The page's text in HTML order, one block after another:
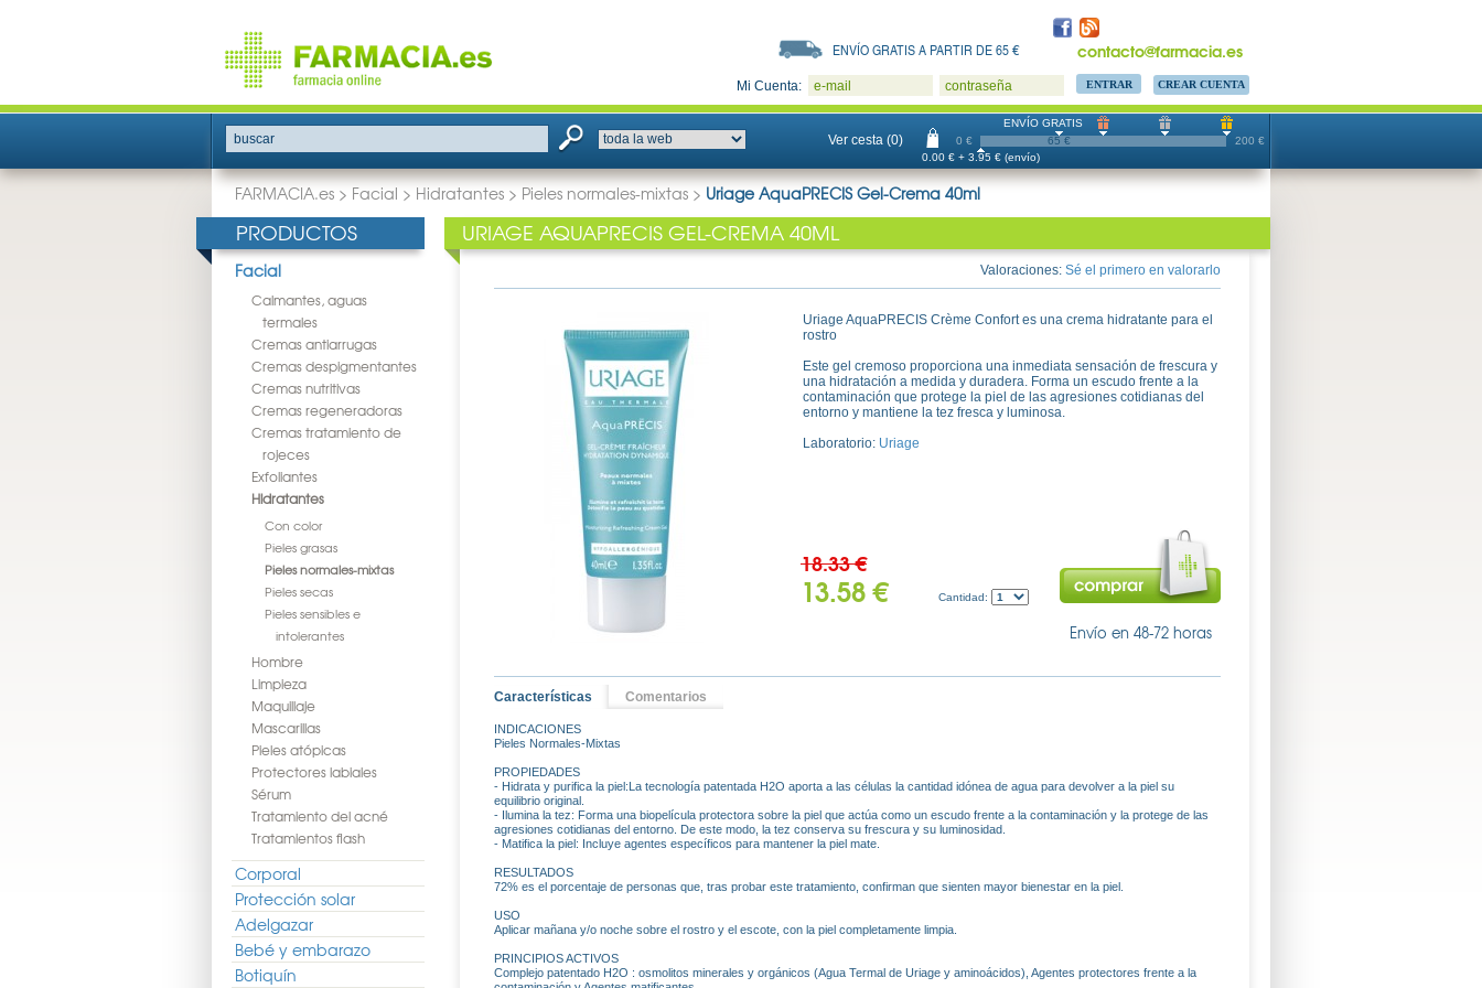
contacto@farmacia.es
ENVÍO GRATIS A PARTIR DE 65 €
Mi Cuenta: e-mail contraseña CREAR CUENTA
buscar Ver cesta (0) 0 € 200 €
ENVÍO GRATIS
65 €
0.00 € + 3.95 € (envío)
FARMACIA.es > Facial > Hidratantes > Pieles normales-mixtas > Uriage AquaPRECIS Gel-Crema 40ml
PRODUCTOS
Facial
Calmantes, aguas
termales
Cremas antiarrugas
Cremas despigmentantes
Cremas nutritivas
Cremas regeneradoras
Cremas tratamiento de
rojeces
Exfoliantes
Hidratantes
Con color
Pieles grasas
Pieles normales-mixtas
Pieles secas
Pieles sensibles e
intolerantes
Hombre
Limpieza
Maquillaje
Mascarillas
Pieles atópicas
Protectores labiales
Sérum
Tratamiento del acné
Tratamientos flash
Corporal
Protección solar
Adelgazar
Bebé y embarazo
Botiquín
URIAGE AQUAPRECIS GEL-CREMA 40ML
Valoraciones: Sé el primero en valorarlo
Uriage AquaPRECIS Crème Confort es una crema hidratante para el
rostro
Este gel cremoso proporciona una inmediata sensación de frescura y
una hidratación a medida y duradera. Forma un escudo frente a la
contaminación que protege la piel de las agresiones cotidianas del
entorno y mantiene la tez fresca y luminosa.
Laboratorio: Uriage
18.33 €
13.58 € Cantidad:
Envío en 48-72 horas
Características Comentarios
INDICACIONES
Pieles Normales-Mixtas
PROPIEDADES
- Hidrata y purifica la piel:La tecnología patentada H2O aporta a las células la cantidad idónea de agua para devolver a la piel su
equilibrio original.
- Ilumina la tez: Forma una biopelícula protectora sobre la piel que actúa como un escudo frente a la contaminación y la protege de las
agresiones cotidianas del entorno. De este modo, la tez conserva su frescura y su luminosidad.
- Matifica la piel: Incluye agentes específicos para mantener la piel mate.
RESULTADOS
72% es el porcentaje de personas que, tras probar este tratamiento, confirman que sienten mayor bienestar en la piel.
USO
Aplicar mañana y/o noche sobre el rostro y el escote, con la piel completamente limpia.
PRINCIPIOS ACTIVOS
Complejo patentado H2O : osmolitos minerales y orgánicos (Agua Termal de Uriage y aminoácidos), Agentes protectores frente a la